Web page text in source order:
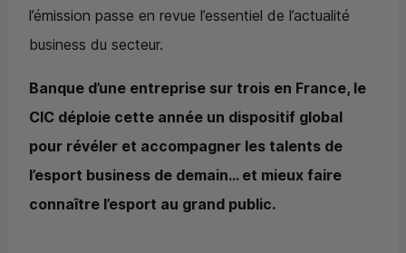
l’émission passe en revue l’essentiel de l’actualité
business du secteur.
Banque d’une entreprise sur trois en France, le
CIC déploie cette année un dispositif global
pour révéler et accompagner les talents de
l’esport business de demain... et mieux faire
connaître l’esport au grand public.